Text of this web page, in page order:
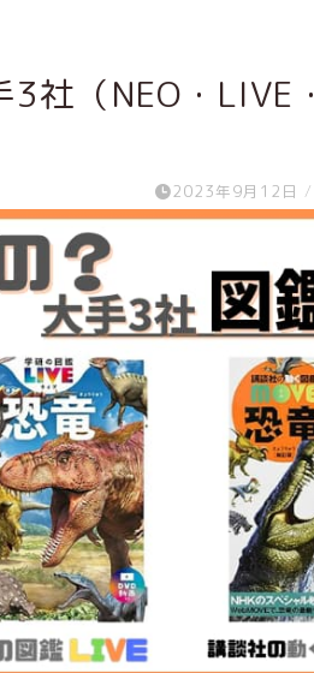
社（NEO・LIVE・
2023年9月12日 /